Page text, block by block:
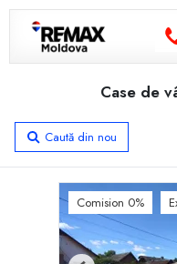
Case de
Caută din nou
Comision 0%